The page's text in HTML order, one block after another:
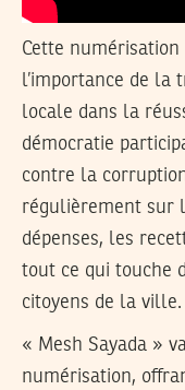
Cette numérisation
l’importance de la
locale dans la
démocratie
contre la
régulièrement sur
dépenses, les
tout ce qui touche
citoyens de la ville.
« Mesh Sayada »
numérisation,